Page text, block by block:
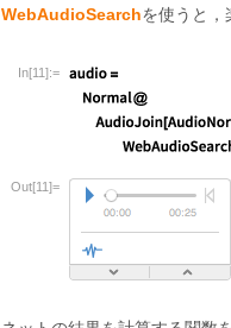
WebAudioSearchを使うと，
In[11]:=
Out[11]=